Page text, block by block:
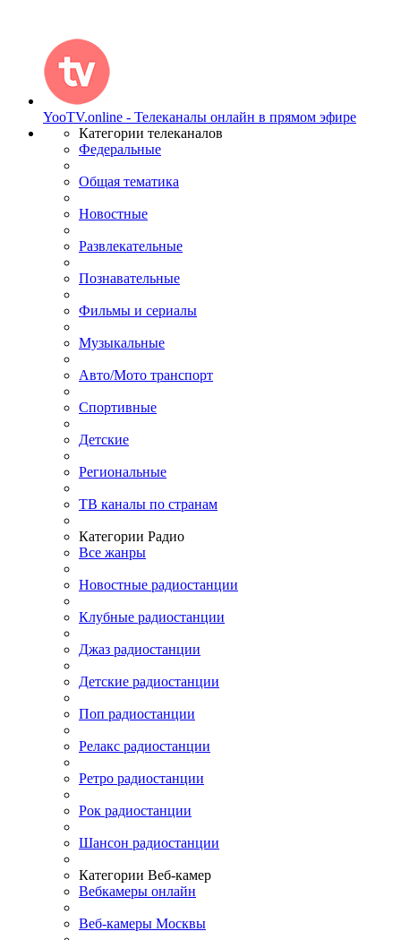
YooTV.online - Телеканалы онлайн в прямом эфире
Категории телеканалов
Федеральные
Общая тематика
Новостные
Развлекательные
Познавательные
Фильмы и сериалы
Музыкальные
Авто/Мото транспорт
Спортивные
Детские
Региональные
ТВ каналы по странам
Категории Радио
Все жанры
Новостные радиостанции
Клубные радиостанции
Джаз радиостанции
Детские радиостанции
Поп радиостанции
Релакс радиостанции
Ретро радиостанции
Рок радиостанции
Шансон радиостанции
Категории Веб-камер
Вебкамеры онлайн
Веб-камеры Москвы